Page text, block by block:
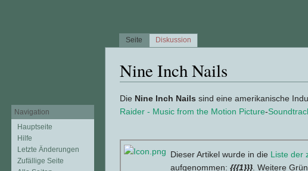
Nine Inch Nails
Die Nine Inch Nails sind eine amerikanische
Raider - Music from the Motion Picture-
Dieser Artikel wurde in die Liste der
aufgenommen: {{{1}}}. Weitere
Seite Diskussion
Navigation
Hauptseite
Hilfe
Letzte Änderungen
Zufällige Seite